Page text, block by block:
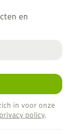
en
in voor onze
privacy policy.